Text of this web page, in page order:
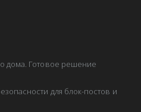
дома. Готовое решение
для блок-постов и